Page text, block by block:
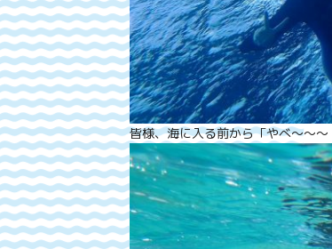
皆様、海に入る前から「やべ～～